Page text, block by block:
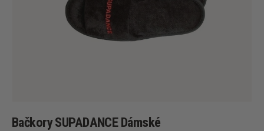
Bačkory SUPADANCE Dámské